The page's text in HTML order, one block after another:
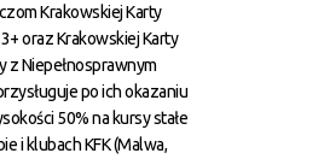
Krakowskiej Karty
oraz Krakowskiej Karty
z Niepełnosprawnym
po ich okazaniu
50% na kursy stałe
i klubach KFK (Malwa,